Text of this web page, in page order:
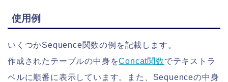
使用例
いくつかSequence関数の例を記載します。
作成されたテーブルの中身をConcat関数でテキストラ
ベルに順番に表示しています。また、Sequenceの中身